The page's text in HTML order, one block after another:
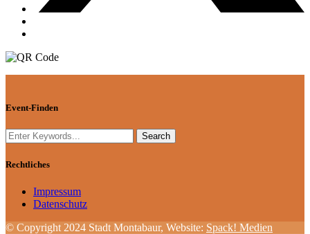
Event-Finden
Rechtliches
Impressum
Datenschutz
© Copyright 2024 Stadt Montabaur, Website: Spack! Medien